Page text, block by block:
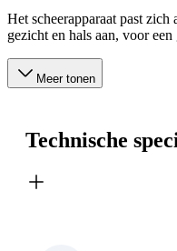
Het scheerapparaat past
gezicht en hals aan, voor
Meer tonen
Technische